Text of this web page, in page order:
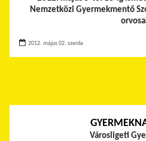
Nemzetközi Gyermekmentő
2012. május 02. szerda
Városligeti